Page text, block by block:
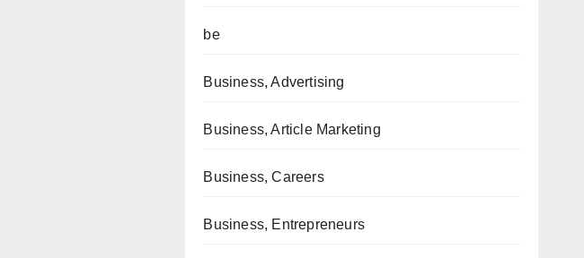
be
Business, Advertising
Business, Article Marketing
Business, Careers
Business, Entrepreneurs